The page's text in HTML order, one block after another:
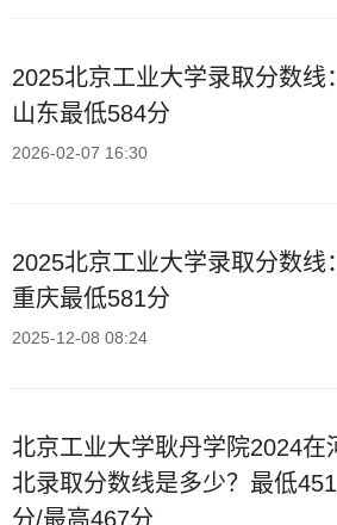
2025北京工业大学录取分数线：
山东最低584分
2026-02-07 16:30
2025北京工业大学录取分数线：
重庆最低581分
2025-12-08 08:24
北京工业大学耿丹学院2024在
北录取分数线是多少？最低451
分/最高467分